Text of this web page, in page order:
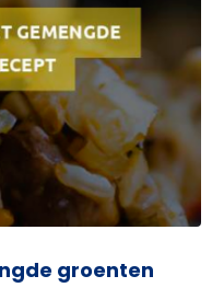
groenten